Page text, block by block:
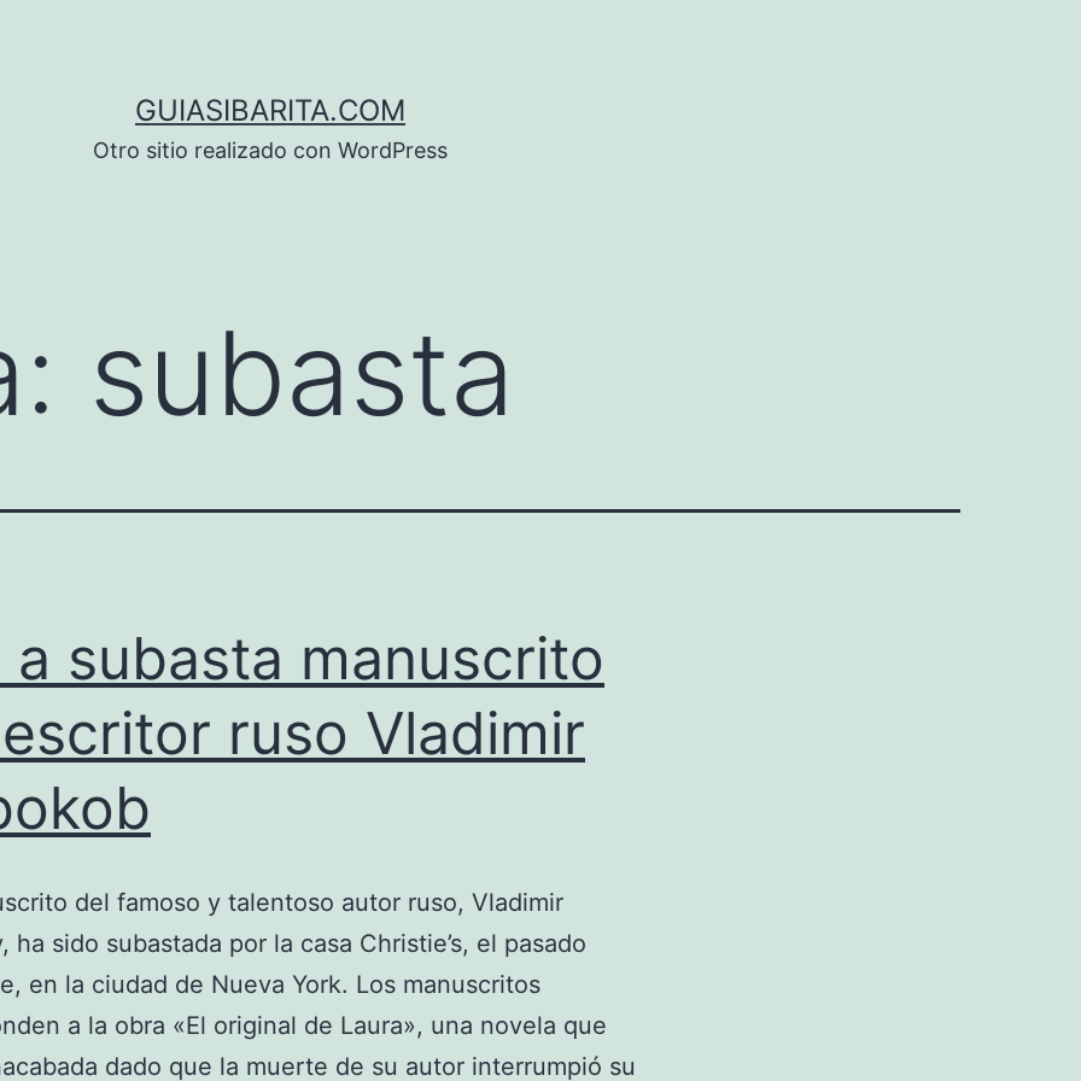
GUIASIBARITA.COM
Otro sitio realizado con WordPress
subasta
a subasta manuscrito
ruso Vladimir
del famoso y talentoso autor ruso, Vladimir
ha sido subastada por la casa Christie’s, el pasado
en la ciudad de Nueva York. Los manuscritos
a la obra «El original de Laura», una novela que
dado que la muerte de su autor interrumpió su